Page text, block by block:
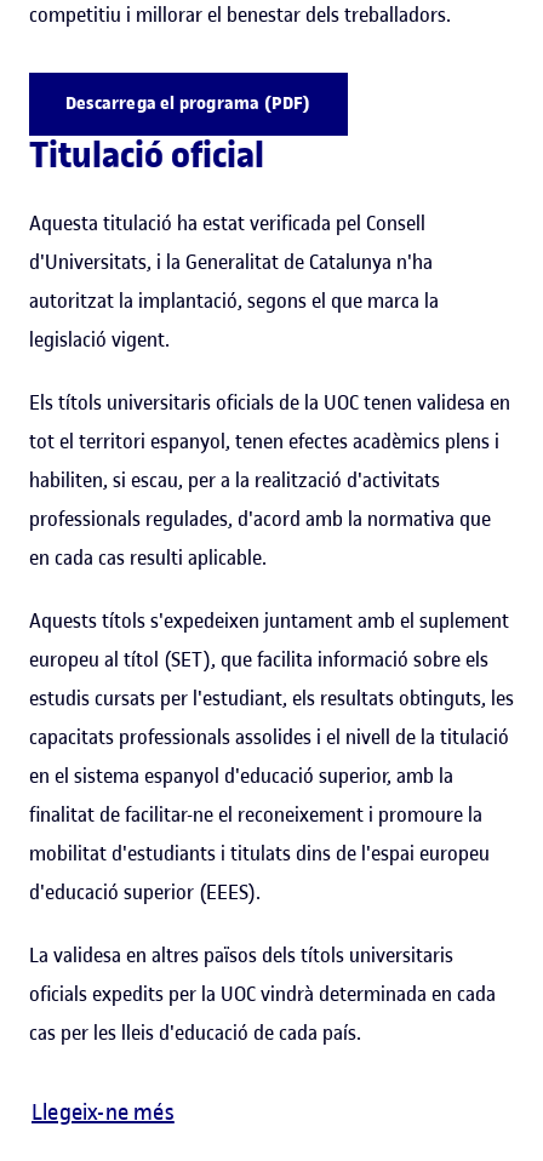
competitiu i millorar el benestar dels treballadors.
Descarrega el programa (PDF)
Titulació oficial
Aquesta titulació ha estat verificada pel Consell
d'Universitats, i la Generalitat de Catalunya n'ha
autoritzat la implantació, segons el que marca la
legislació vigent.
Els títols universitaris oficials de la UOC tenen validesa en
tot el territori espanyol, tenen efectes acadèmics plens i
habiliten, si escau, per a la realització d'activitats
professionals regulades, d'acord amb la normativa que
en cada cas resulti aplicable.
Aquests títols s'expedeixen juntament amb el suplement
europeu al títol (SET), que facilita informació sobre els
estudis cursats per l'estudiant, els resultats obtinguts, les
capacitats professionals assolides i el nivell de la titulació
en el sistema espanyol d'educació superior, amb la
finalitat de facilitar-ne el reconeixement i promoure la
mobilitat d'estudiants i titulats dins de l'espai europeu
d'educació superior (EEES).
La validesa en altres països dels títols universitaris
oficials expedits per la UOC vindrà determinada en cada
cas per les lleis d'educació de cada país.
Llegeix-ne més